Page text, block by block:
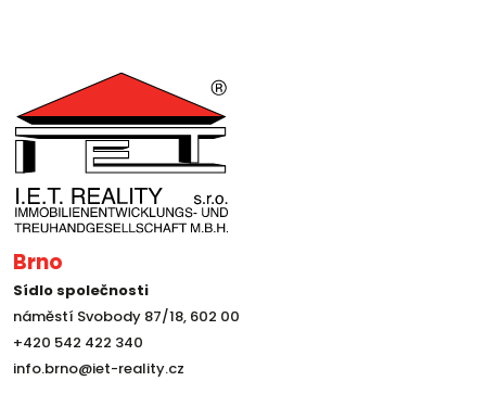
Brno
Sídlo společnosti
náměstí Svobody 87/18, 602 00
+420 542 422 340
info.brno@iet-reality.cz